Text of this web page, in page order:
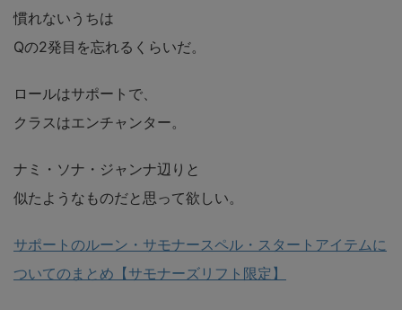
慣れないうちは
Qの2発目を忘れるくらいだ。
ロールはサポートで、
クラスはエンチャンター。
ナミ・ソナ・ジャンナ辺りと
似たようなものだと思って欲しい。
サポートのルーン・サモナースペル・スタートアイテムに
ついてのまとめ【サモナーズリフト限定】